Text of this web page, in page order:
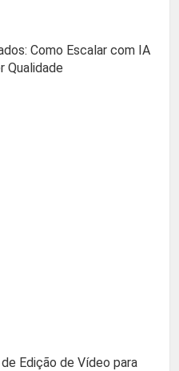
Como Escalar com IA
Qualidade
Edição de Vídeo para